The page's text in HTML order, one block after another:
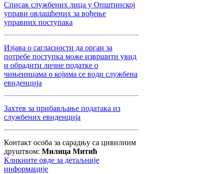
Списак службених лица у Општинској
управи овлашћених за вођење
управних поступака
Изјава о сагласности да орган за
потребе поступка може извршити увид
и обрадити личне податке о
чињеницама о којима се води службена
евиденција
Захтев за прибављање података из
службених евиденција
Контакт особа за сарадњу са цивилним
друштвом: Милица Митић
Кликните овде за детаљније
информације